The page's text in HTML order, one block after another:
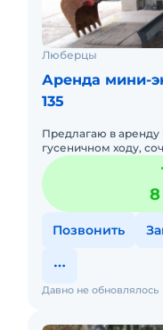
Люберцы
Аренда мини-
135
Предлагаю в
гусеничном ходу, сочетание габаритов мощьности и
позволяет
Позвонить
Давно не обновлялось